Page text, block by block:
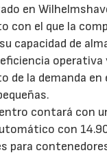
en
con el que la
capacidad de
operativa
de la demanda
contará con
con
para